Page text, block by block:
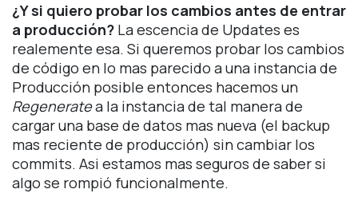
¿Y si quiero probar los cambios antes de entrar
a producción? La escencia de Updates es
realemente esa. Si queremos probar los cambios
de código en lo mas parecido a una instancia de
Producción posible entonces hacemos un
Regeneratea la instancia de tal manera de
cargar una base de datos mas nueva (el backup
mas reciente de producción) sin cambiar los
commits. Asi estamos mas seguros de saber si
algo se rompió funcionalmente.